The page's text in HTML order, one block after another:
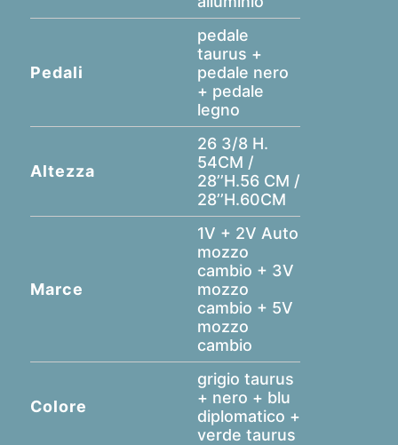
Pedali
pedale
taurus +
pedale nero
+ pedale
legno
Altezza
26 3/8 H.
54CM /
28’’H.56 CM /
28’’H.60CM
Marce
1V + 2V Auto
mozzo
cambio + 3V
mozzo
cambio + 5V
mozzo
cambio
Colore
grigio taurus
+ nero + blu
diplomatico +
verde taurus